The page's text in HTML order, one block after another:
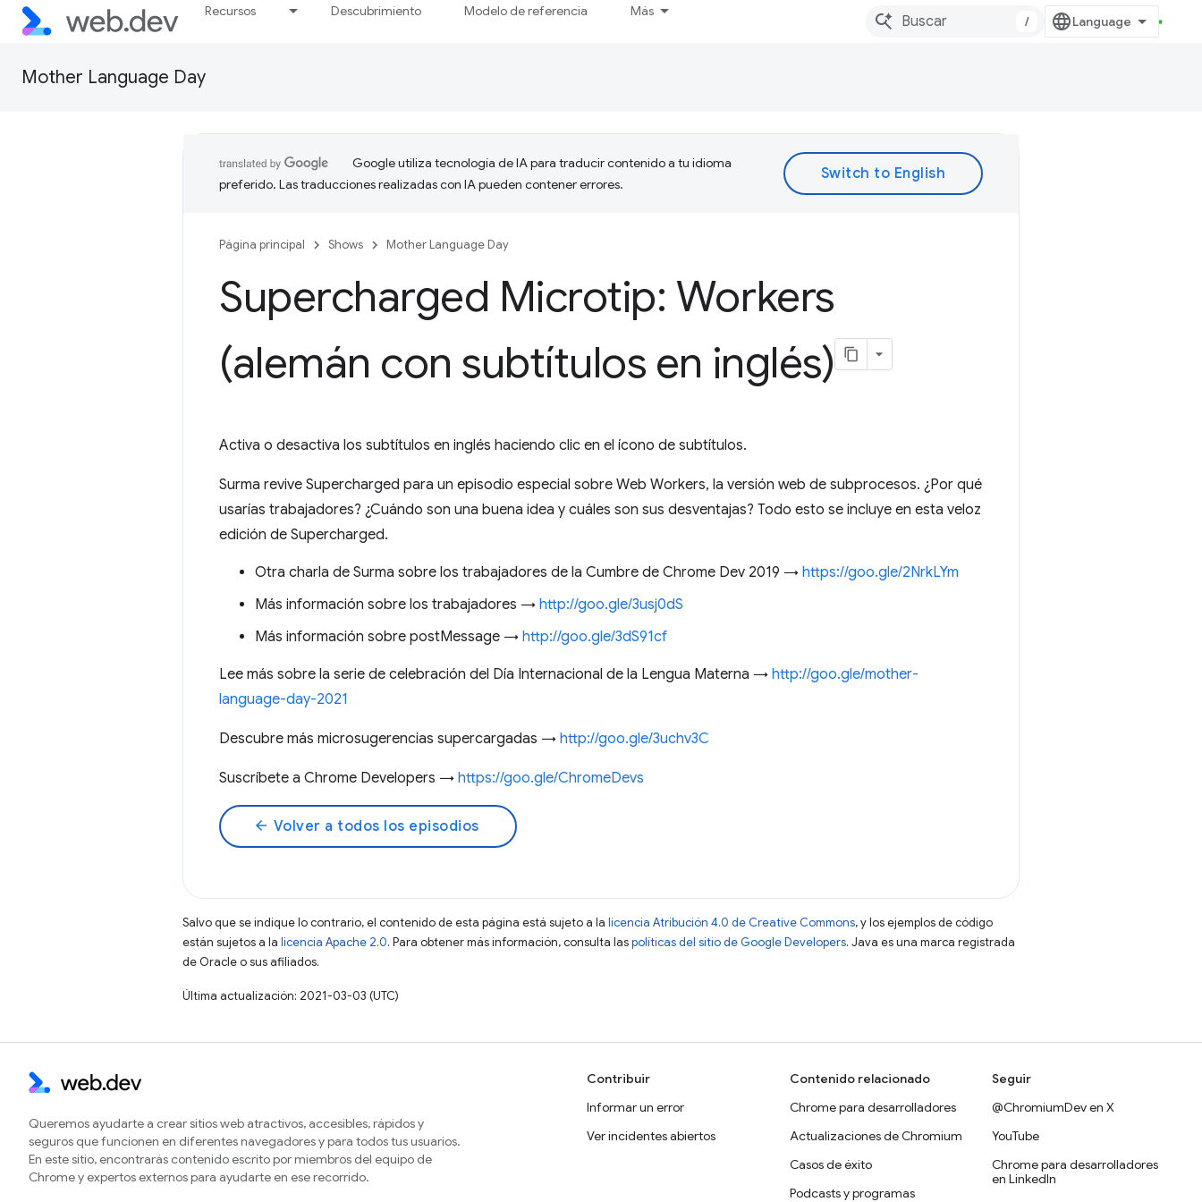
Recursos Descubrimiento Modelo de referencia Más
/
Mother Language Day
Google utiliza tecnología de IA para traducir contenido a tu idioma
preferido. Las traducciones realizadas con IA pueden contener errores.
Página principal Shows Mother Language Day
Supercharged Microtip: Workers
(alemán con subtítulos en inglés)
Activa o desactiva los subtítulos en inglés haciendo clic en el ícono de subtítulos.
Surma revive Supercharged para un episodio especial sobre Web Workers, la versión web de subprocesos. ¿Por qué
usarías trabajadores? ¿Cuándo son una buena idea y cuáles son sus desventajas? Todo esto se incluye en esta veloz
edición de Supercharged.
Otra charla de Surma sobre los trabajadores de la Cumbre de Chrome Dev 2019 → https://goo.gle/2NrkLYm
Más información sobre los trabajadores → http://goo.gle/3usj0dS
Más información sobre postMessage → http://goo.gle/3dS91cf
Lee más sobre la serie de celebración del Día Internacional de la Lengua Materna → http://goo.gle/mother-
language-day-2021
Descubre más microsugerencias supercargadas → http://goo.gle/3uchv3C
Suscríbete a Chrome Developers → https://goo.gle/ChromeDevs
arrow_back Volver a todos los episodios
Salvo que se indique lo contrario, el contenido de esta página está sujeto a la licencia Atribución 4.0 de Creative Commons, y los ejemplos de código
están sujetos a la licencia Apache 2.0. Para obtener más información, consulta laspolíticas del sitio de Google Developers. Java es una marca registrada
de Oracle o sus afiliados.
Última actualización: 2021-03-03 (UTC)
Queremos ayudarte a crear sitios web atractivos, accesibles, rápidos y
seguros que funcionen en diferentes navegadores y para todos tus usuarios.
En este sitio, encontrarás contenido escrito por miembros del equipo de
Chrome y expertos externos para ayudarte en ese recorrido.
Contribuir
Informar un error
Ver incidentes abiertos
Contenido relacionado
Chrome para desarrolladores
Actualizaciones de Chromium
Casos de éxito
Podcasts y programas
Seguir
@ChromiumDev en X
YouTube
Chrome para desarrolladores
en LinkedIn